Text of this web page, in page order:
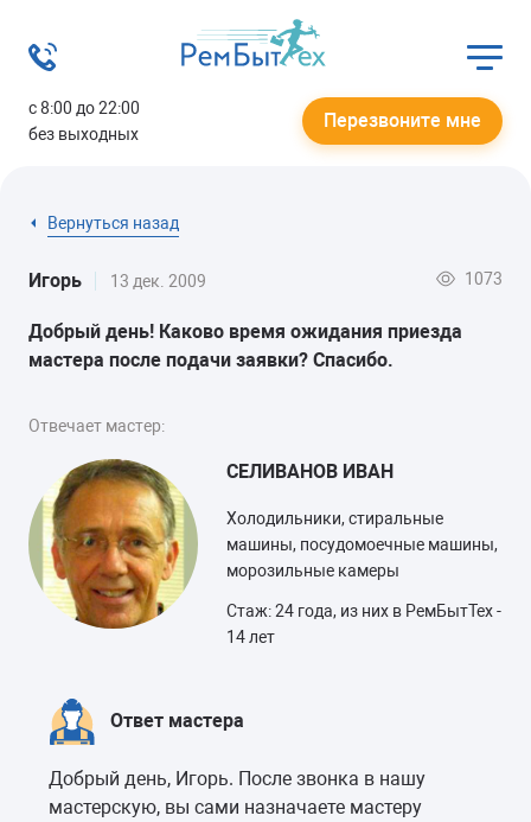
с 8:00 до 22:00
без выходных
Перезвоните мне
Вернуться назад
Игорь 13 дек. 2009 1073
Добрый день! Каково время ожидания приезда
мастера после подачи заявки? Спасибо.
Отвечает мастер:
СЕЛИВАНОВ ИВАН
Холодильники, стиральные
машины, посудомоечные машины,
морозильные камеры
Стаж: 24 года, из них в РемБытТех -
14 лет
Ответ мастера
Добрый день, Игорь. После звонка в нашу
мастерскую, вы сами назначаете мастеру